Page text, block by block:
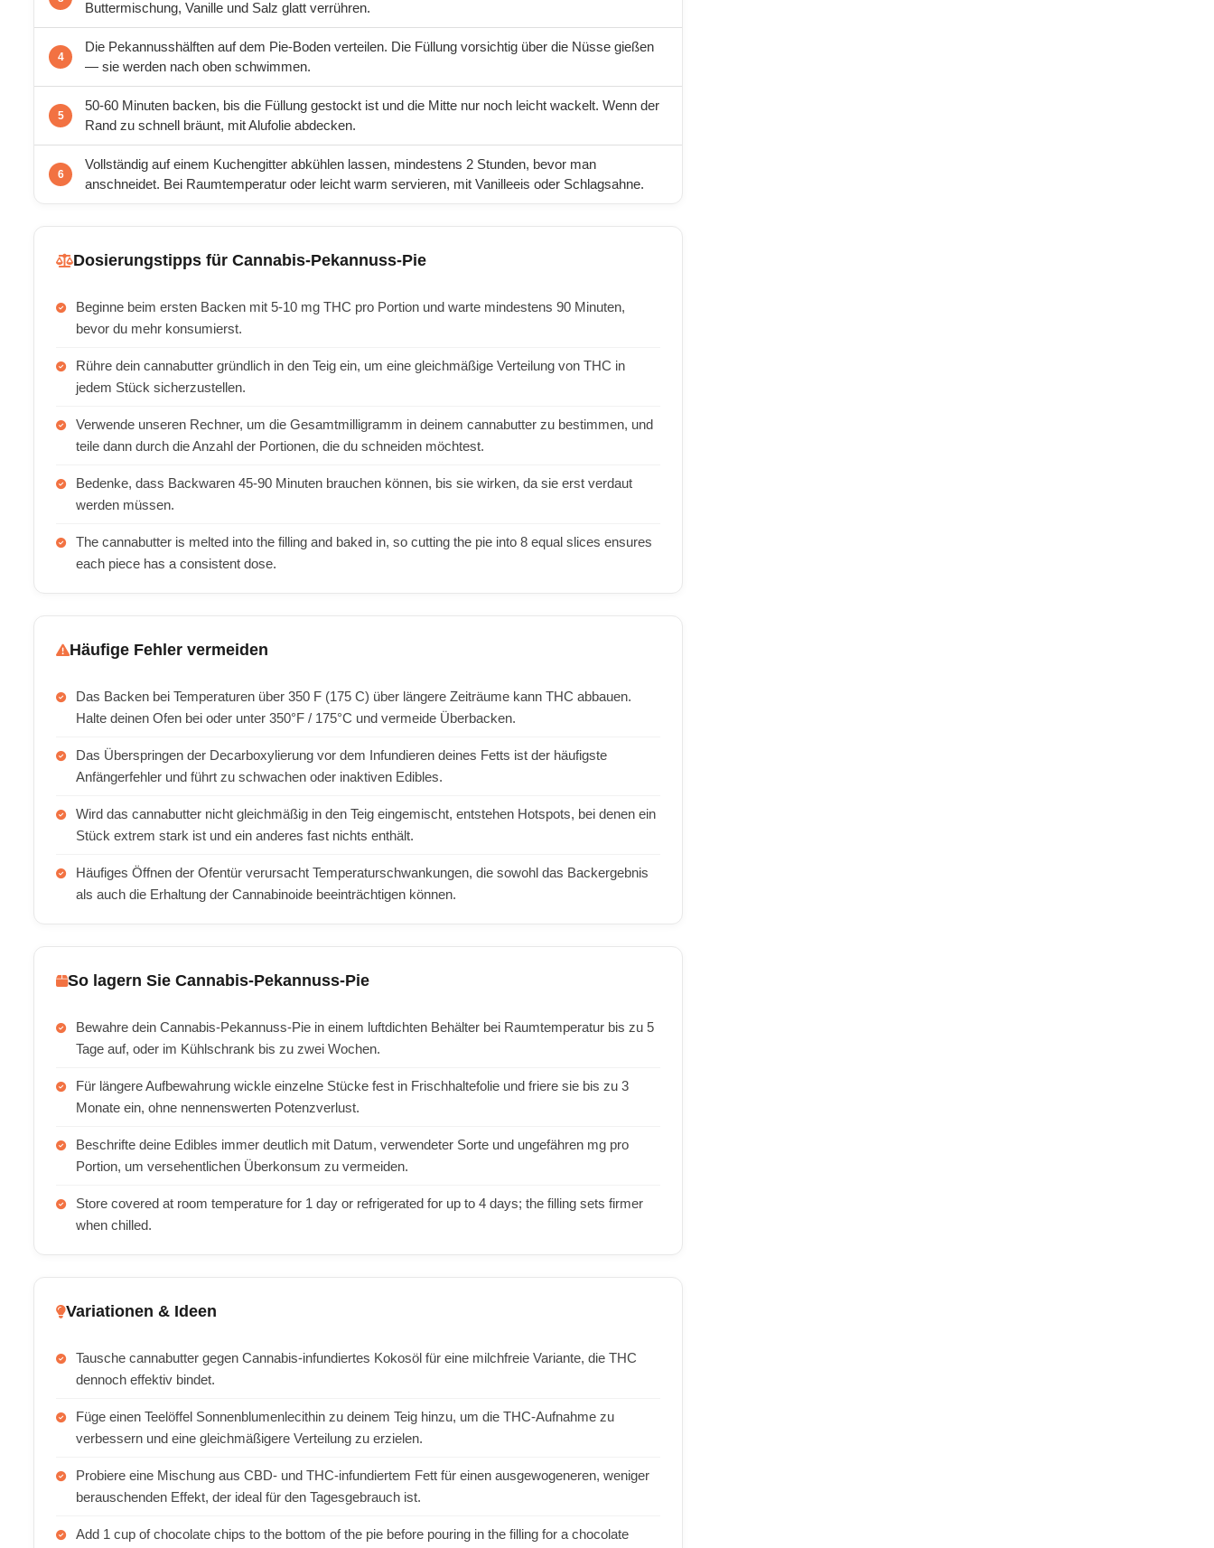
Buttermischung, Vanille und Salz glatt verrühren.
Die Pekannusshälften auf dem Pie-Boden verteilen. Die Füllung vorsichtig über die Nüsse gießen
— sie werden nach oben schwimmen.
50-60 Minuten backen, bis die Füllung gestockt ist und die Mitte nur noch leicht wackelt. Wenn der
Rand zu schnell bräunt, mit Alufolie abdecken.
Vollständig auf einem Kuchengitter abkühlen lassen, mindestens 2 Stunden, bevor man
anschneidet. Bei Raumtemperatur oder leicht warm servieren, mit Vanilleeis oder Schlagsahne.
Dosierungstipps für Cannabis-Pekannuss-Pie
Beginne beim ersten Backen mit 5-10 mg THC pro Portion und warte mindestens 90 Minuten,
bevor du mehr konsumierst.
Rühre dein cannabutter gründlich in den Teig ein, um eine gleichmäßige Verteilung von THC in
jedem Stück sicherzustellen.
Verwende unseren Rechner, um die Gesamtmilligramm in deinem cannabutter zu bestimmen, und
teile dann durch die Anzahl der Portionen, die du schneiden möchtest.
Bedenke, dass Backwaren 45-90 Minuten brauchen können, bis sie wirken, da sie erst verdaut
werden müssen.
The cannabutter is melted into the filling and baked in, so cutting the pie into 8 equal slices ensures
each piece has a consistent dose.
Häufige Fehler vermeiden
Das Backen bei Temperaturen über 350 F (175 C) über längere Zeiträume kann THC abbauen.
Halte deinen Ofen bei oder unter 350°F / 175°C und vermeide Überbacken.
Das Überspringen der Decarboxylierung vor dem Infundieren deines Fetts ist der häufigste
Anfängerfehler und führt zu schwachen oder inaktiven Edibles.
Wird das cannabutter nicht gleichmäßig in den Teig eingemischt, entstehen Hotspots, bei denen ein
Stück extrem stark ist und ein anderes fast nichts enthält.
Häufiges Öffnen der Ofentür verursacht Temperaturschwankungen, die sowohl das Backergebnis
als auch die Erhaltung der Cannabinoide beeinträchtigen können.
So lagern Sie Cannabis-Pekannuss-Pie
Bewahre dein Cannabis-Pekannuss-Pie in einem luftdichten Behälter bei Raumtemperatur bis zu 5
Tage auf, oder im Kühlschrank bis zu zwei Wochen.
Für längere Aufbewahrung wickle einzelne Stücke fest in Frischhaltefolie und friere sie bis zu 3
Monate ein, ohne nennenswerten Potenzverlust.
Beschrifte deine Edibles immer deutlich mit Datum, verwendeter Sorte und ungefähren mg pro
Portion, um versehentlichen Überkonsum zu vermeiden.
Store covered at room temperature for 1 day or refrigerated for up to 4 days; the filling sets firmer
when chilled.
Variationen & Ideen
Tausche cannabutter gegen Cannabis-infundiertes Kokosöl für eine milchfreie Variante, die THC
dennoch effektiv bindet.
Füge einen Teelöffel Sonnenblumenlecithin zu deinem Teig hinzu, um die THC-Aufnahme zu
verbessern und eine gleichmäßigere Verteilung zu erzielen.
Probiere eine Mischung aus CBD- und THC-infundiertem Fett für einen ausgewogeneren, weniger
berauschenden Effekt, der ideal für den Tagesgebrauch ist.
Add 1 cup of chocolate chips to the bottom of the pie before pouring in the filling for a chocolate